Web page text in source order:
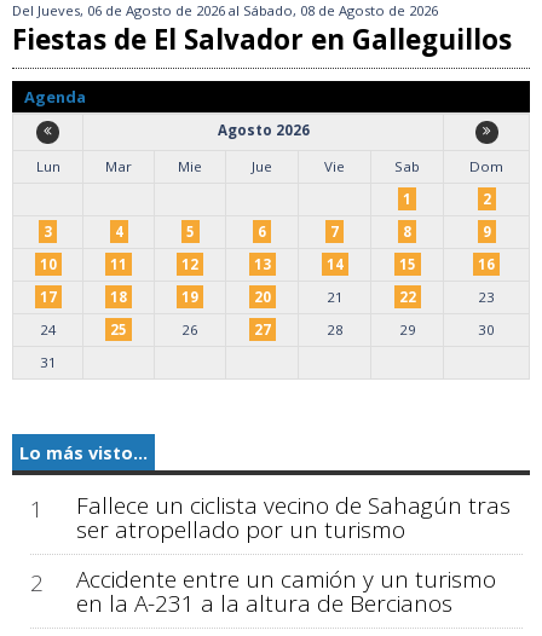
Del Jueves, 06 de Agosto de 2026 al Sábado, 08 de Agosto de 2026
Fiestas de El Salvador en Galleguillos
Agenda
Agosto 2026
Lun
Mar Mie Jue Vie Sab
Dom
1
2
3
4 5 6 7 8
9
10
11 12 13 14 15
16
17
18 19 20 21 22
23
24
25 26 27 28 29
30
31
Lo más visto...
1 Fallece un ciclista vecino de Sahagún tras
ser atropellado por un turismo
2
Accidente entre un camión y un turismo
en la A-231 a la altura de Bercianos